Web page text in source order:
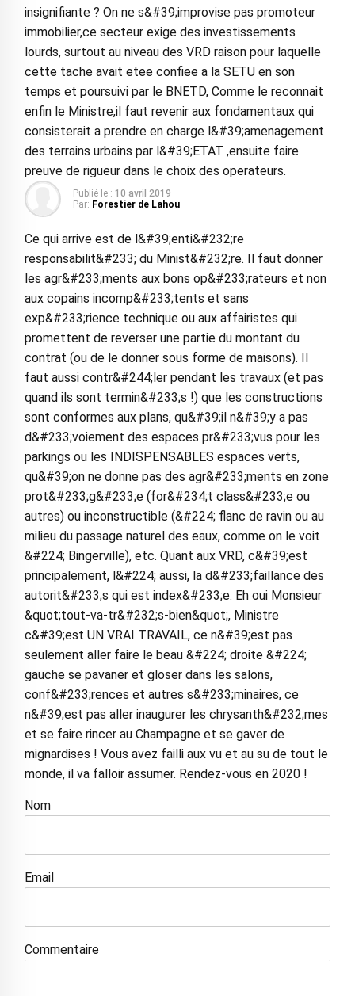
insignifiante ? On ne s&#39;improvise pas promoteur
immobilier,ce secteur exige des investissements
lourds, surtout au niveau des VRD raison pour laquelle
cette tache avait etee confiee a la SETU en son
temps et poursuivi par le BNETD, Comme le reconnait
enfin le Ministre,il faut revenir aux fondamentaux qui
consisterait a prendre en charge l&#39;amenagement
des terrains urbains par l&#39;ETAT ,ensuite faire
preuve de rigueur dans le choix des operateurs.
Publié le : 10 avril 2019
Par: Forestier de Lahou
Ce qui arrive est de l&#39;enti&#232;re
responsabilit&#233; du Minist&#232;re. Il faut donner
les agr&#233;ments aux bons op&#233;rateurs et non
aux copains incomp&#233;tents et sans
exp&#233;rience technique ou aux affairistes qui
promettent de reverser une partie du montant du
contrat (ou de le donner sous forme de maisons). Il
faut aussi contr&#244;ler pendant les travaux (et pas
quand ils sont termin&#233;s !) que les constructions
sont conformes aux plans, qu&#39;il n&#39;y a pas
d&#233;voiement des espaces pr&#233;vus pour les
parkings ou les INDISPENSABLES espaces verts,
qu&#39;on ne donne pas des agr&#233;ments en zone
prot&#233;g&#233;e (for&#234;t class&#233;e ou
autres) ou inconstructible (&#224; flanc de ravin ou au
milieu du passage naturel des eaux, comme on le voit
&#224; Bingerville), etc. Quant aux VRD, c&#39;est
principalement, l&#224; aussi, la d&#233;faillance des
autorit&#233;s qui est index&#233;e. Eh oui Monsieur
&quot;tout-va-tr&#232;s-bien&quot;, Ministre
c&#39;est UN VRAI TRAVAIL, ce n&#39;est pas
seulement aller faire le beau &#224; droite &#224;
gauche se pavaner et gloser dans les salons,
conf&#233;rences et autres s&#233;minaires, ce
n&#39;est pas aller inaugurer les chrysanth&#232;mes
et se faire rincer au Champagne et se gaver de
mignardises ! Vous avez failli aux vu et au su de tout le
monde, il va falloir assumer. Rendez-vous en 2020 !
Nom
Email
Commentaire